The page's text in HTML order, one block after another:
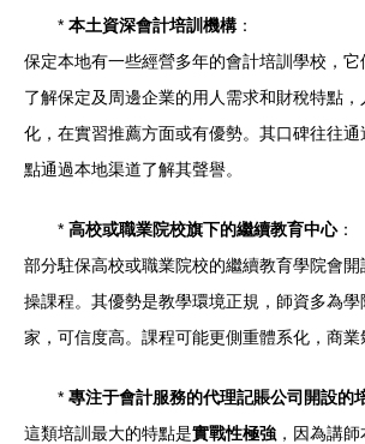
* 本土資深會計培訓機構：
保定本地有一些經營多年的會計培訓學校，
了解保定及周邊企業的用人需求和財稅特點
化，在實習推薦方面或有優勢。其口碑往往
點通過本地渠道了解其聲譽。
* 高校或職業院校旗下的繼續教育中心：
部分駐保高校或職業院校的繼續教育學院會
操課程。其優勢是教學環境正規，師資多為
家，可信度高。課程可能更側重體系化，商業
* 專注于會計服務的代理記賬公司開設的
這類培訓最大的特點是實戰性極強 ，因為講